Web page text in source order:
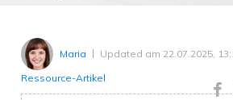
Maria
Updated am 22.07.2025,
Ressource-Artikel
